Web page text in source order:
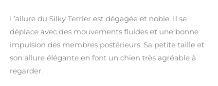
L’allure du Silky Terrier est dégagée et noble. Il se
déplace avec des mouvements fluides et une bonne
impulsion des membres postérieurs. Sa petite taille et
son allure élégante en font un chien très agréable à
regarder.